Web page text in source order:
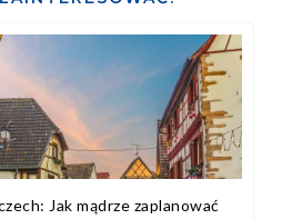
Jak mądrze zaplanować